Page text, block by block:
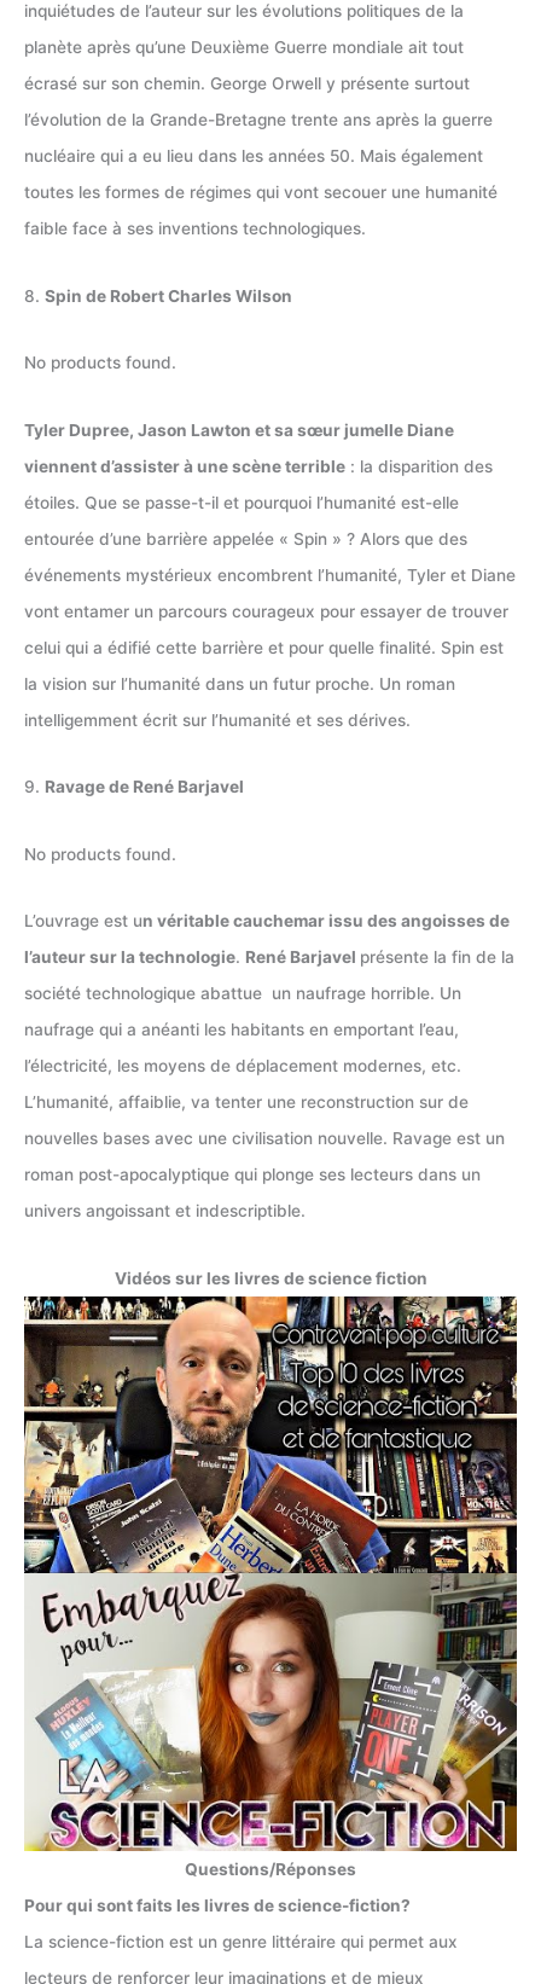
inquiétudes de l’auteur sur les évolutions politiques de la
planète après qu’une Deuxième Guerre mondiale ait tout
écrasé sur son chemin. George Orwell y présente surtout
l’évolution de la Grande-Bretagne trente ans après la guerre
nucléaire qui a eu lieu dans les années 50. Mais également
toutes les formes de régimes qui vont secouer une humanité
faible face à ses inventions technologiques.
8. Spin de Robert Charles Wilson
No products found.
Tyler Dupree, Jason Lawton et sa sœur jumelle Diane
viennent d’assister à une scène terrible : la disparition des
étoiles. Que se passe-t-il et pourquoi l’humanité est-elle
entourée d’une barrière appelée « Spin » ? Alors que des
événements mystérieux encombrent l’humanité, Tyler et Diane
vont entamer un parcours courageux pour essayer de trouver
celui qui a édifié cette barrière et pour quelle finalité. Spin est
la vision sur l’humanité dans un futur proche. Un roman
intelligemment écrit sur l’humanité et ses dérives.
9. Ravage de René Barjavel
No products found.
L’ouvrage est un véritable cauchemar issu des angoisses de
l’auteur sur la technologie. René Barjavel présente la fin de la
société technologique abattue un naufrage horrible. Un
naufrage qui a anéanti les habitants en emportant l’eau,
l’électricité, les moyens de déplacement modernes, etc.
L’humanité, affaiblie, va tenter une reconstruction sur de
nouvelles bases avec une civilisation nouvelle. Ravage est un
roman post-apocalyptique qui plonge ses lecteurs dans un
univers angoissant et indescriptible.
Vidéos sur les livres de science fiction
Questions/Réponses
Pour qui sont faits les livres de science-fiction?
La science-fiction est un genre littéraire qui permet aux
lecteurs de renforcer leur imaginations et de mieux